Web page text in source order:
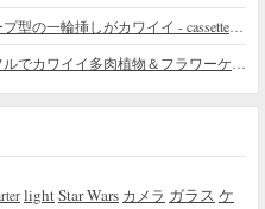
lightStar Wars カメラ ガラス ケ